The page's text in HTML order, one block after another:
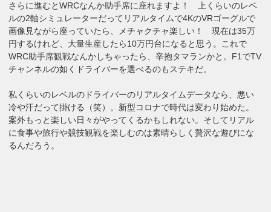
さらに進むとWRCなんか助手席に座れますよ！ 上くらいのレベ
ルの2軸シミュレーターだってリアルタイムで4KのVRゴーグルで
画像見ながら座っていたら、メチャクチャ楽しい！ 現在は35万
円するけれど、大量生産したら10万円台になると思う。これで
WRC助手席観戦なんかしちゃったら、辛抱タマランかと。F1でTV
チャンネルの如くドライバーを選べるのもステキだ。
私くらいのレベルのドライバーのリアルタイムデータなら、悪い
冷や汗だって掛ける（笑）。新型コロナで時代は変わり始めた。
案外もっと楽しい日々がやってくるかもしれない。そしてリアル
に食事や旅行や競技観戦を楽しむのは素晴らしく贅沢な遊びにな
るんだろう。